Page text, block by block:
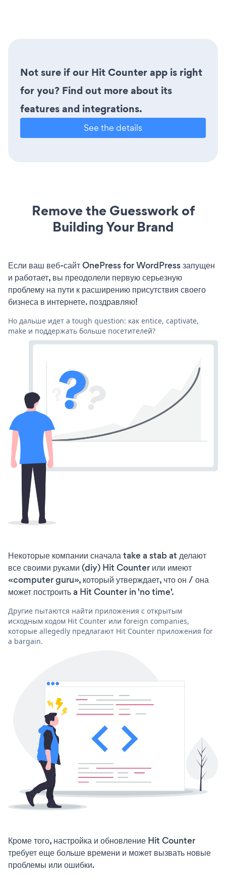
Not sure if our Hit Counter app is right
for you? Find out more about its
features and integrations.
See the details
Remove the Guesswork of
Building Your Brand
Если ваш веб-сайт OnePress for WordPress запущен
и работает, вы преодолели первую серьезную
проблему на пути к расширению присутствия своего
бизнеса в интернете. поздравляю!
Но дальше идет a tough question: как entice, captivate,
make и поддержать больше посетителей?
Некоторые компании сначала take a stab at делают
все своими руками (diy) Hit Counter или имеют
«computer guru», который утверждает, что он / она
может построить a Hit Counter in 'no time'.
Другие пытаются найти приложения с открытым
исходным кодом Hit Counter или foreign companies,
которые allegedly предлагают Hit Counter приложения for
a bargain.
Кроме того, настройка и обновление Hit Counter
требует еще больше времени и может вызвать новые
проблемы или ошибки.